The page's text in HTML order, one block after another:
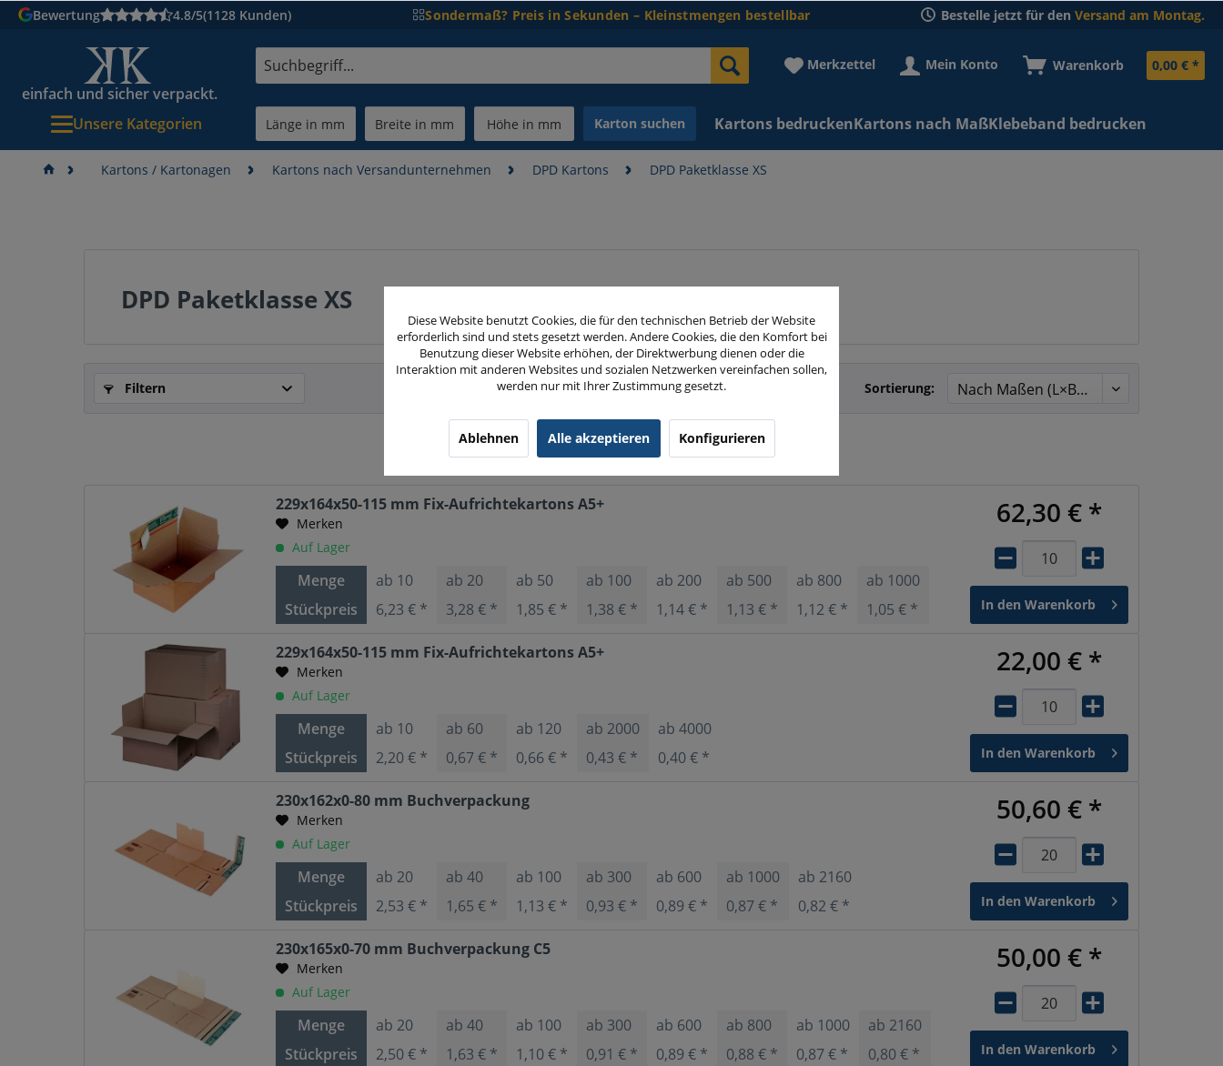
Bewertung 4.8/5(1128 Kunden) Sondermaß? Preis in Sekunden – Kleinstmengen bestellbar Bestelle jetzt für den Versand am Montag.
einfach und sicher verpackt.
Merkzettel Mein Konto Warenkorb 0,00 € *
Unsere Kategorien Karton suchen Kartons bedruckenKartons nach MaßKlebeband bedrucken
Kartons / Kartonagen Kartons nach Versandunternehmen DPD Kartons DPD Paketklasse XS
DPD Paketklasse XS
Filtern Sortierung:
Vorherige Artikel laden
229x164x50-115 mm Fix-Aufrichtekartons A5+
Merken
Auf Lager
Menge
Stückpreis
ab 10
6,23 € *
ab 20
3,28 € *
ab 50
1,85 € *
ab 100
1,38 € *
ab 200
1,14 € *
ab 500
1,13 € *
ab 800
1,12 € *
ab 1000
1,05 € *
0,98 € *
0,97 € *
0,95 € *
62,30 € *
In den Warenkorb
229x164x50-115 mm Fix-Aufrichtekartons A5+
Merken
Auf Lager
Menge
Stückpreis
ab 10
2,20 € *
ab 60
0,67 € *
ab 120
0,66 € *
ab 2000
0,43 € *
ab4000
0,40 € *
22,00 € *
In den Warenkorb
230x162x0-80 mm Buchverpackung
Merken
Auf Lager
Menge
Stückpreis
ab 20
2,53 € *
ab40
1,65 € *
ab 100
1,13 € *
ab 300
0,93 € *
ab 600
0,89 € *
ab 1000
0,87 € *
ab 2160
0,82 € *
50,60 € *
In den Warenkorb
230x165x0-70 mm Buchverpackung C5
Merken
Auf Lager
Menge
Stückpreis
ab 20
2,50 € *
ab40
1,63 € *
ab 100
1,10 € *
ab 300
0,91 € *
ab 600
0,89 € *
ab 800
0,88 € *
ab 1000
0,87 € *
ab 2160
0,80 € *
50,00 € *
In den Warenkorb
Diese Website benutzt Cookies, die für den technischen Betrieb der Website
erforderlich sind und stets gesetzt werden. Andere Cookies, die den Komfort bei
Benutzung dieser Website erhöhen, der Direktwerbung dienen oder die
Interaktion mit anderen Websites und sozialen Netzwerken vereinfachen sollen,
werden nur mit Ihrer Zustimmung gesetzt.
Ablehnen Alle akzeptieren Konfigurieren